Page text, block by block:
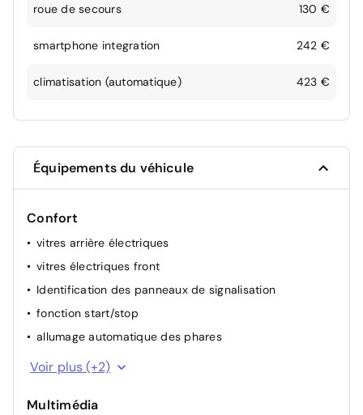
roue de secours 130 €
smartphone integration 242 €
climatisation (automatique) 423 €
Équipements du véhicule
Confort
vitres arrière électriques
vitres électriques front
Identification des panneaux de signalisation
fonction start/stop
allumage automatique des phares
rétroviseur(s) électr.
Voir plus (+2)
Multimédia